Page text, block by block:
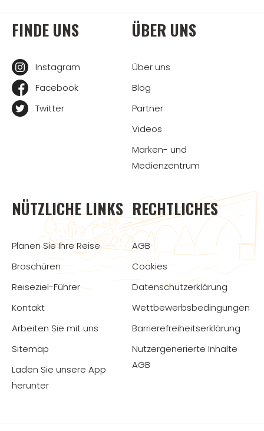
FINDE UNS
Instagram
Facebook
Twitter
ÜBER UNS
Über uns
Blog
Partner
Videos
Marken- und
Medienzentrum
NÜTZLICHE LINKS
Planen Sie Ihre Reise
Broschüren
Reiseziel-Führer
Kontakt
Arbeiten Sie mit uns
Sitemap
Laden Sie unsere App
herunter
RECHTLICHES
AGB
Cookies
Datenschutzerklärung
Wettbewerbsbedingungen
Barrierefreiheitserklärung
Nutzergenerierte Inhalte
AGB